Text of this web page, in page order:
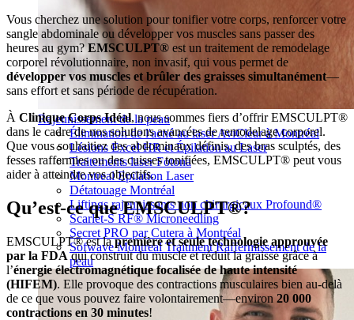
Rajeunissement de la peau
Élimination de l'acné au laser AviClear à Montréal
Lésions Excel HR et Épilation au Laser
Traitements laser Fotona
Montreal Epilation Laser
Détatouage Montréal
Liftings rajeunissants non chirurgicaux Profound®
Scarlet-S RF® Microneedling
Secret PRO par Cutera à Montréal
Sofwave Montreal Traitment Raffermissement de la
peau
Vous cherchez une solution pour tonifier votre corps, renforcer votre
sangle abdominale ou développer vos muscles sans passer des
heures au gym?EMSCULPT® est un traitement de remodelage
corporel révolutionnaire, non invasif, qui vous permet de
développer vos muscles et brûler des graisses simultanément—
sans effort et sans période de récupération.
À Clinique Corps Idéal, nous sommes fiers d’offrir EMSCULPT®
dans le cadre de nos solutions avancées de remodelage corporel.
Que vous souhaitiez des abdominaux définis, des bras sculptés, des
fesses raffermies ou des cuisses tonifiées, EMSCULPT® peut vous
aider à atteindre vos objectifs.
Qu’est-ce que EMSCULPT®?
EMSCULPT® est lapremière et seule technologie approuvée
par la FDAqui construit du muscle et réduit la graisse grâce à
l’énergie électromagnétique focalisée de haute intensité
(HIFEM). Elle provoque des contractions musculaires bien au-delà
de ce que vous pouvez faire volontairement—environ 20 000
contractions en 30 minutes!